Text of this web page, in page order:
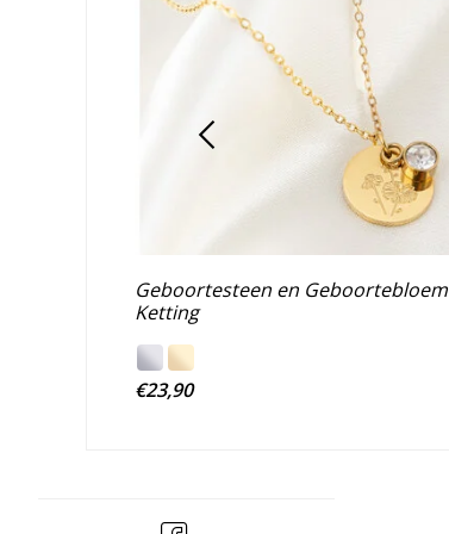
Geboortesteen en Geboortebloem
Ketting
€23,90